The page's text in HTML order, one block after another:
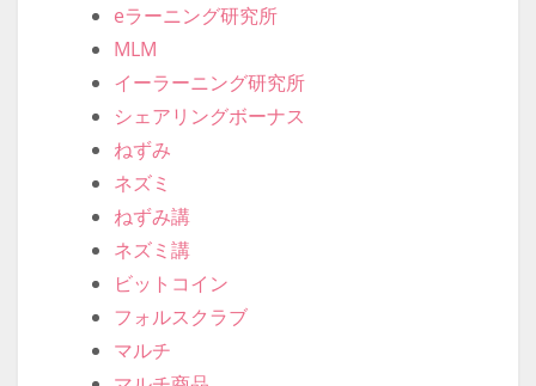
2017年10月
2017年9月
2017年8月
2017年7月
2017年6月
2017年5月
2017年4月
2017年3月
2017年2月
カテゴリー